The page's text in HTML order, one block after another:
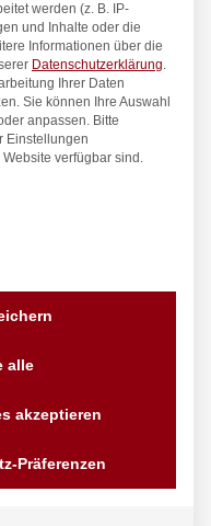
0,09L,
werden (z. B. IP-
und Inhalte oder die
Informationen über die
Datenschutzerklärung.
Ihrer Daten
Sie können Ihre Auswahl
anpassen. Bitte
Einstellungen
verfügbar sind.
für die eine
alle
akzeptieren
Präferenzen